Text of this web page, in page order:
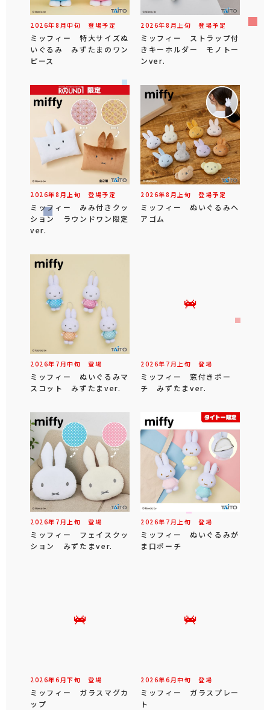
2026年8 月中旬 登場予定
ミッフィー 特大サイズぬ
いぐるみ みずたまのワン
ピース
2026年8 月 上旬 登場予定
ミッフィー ストラップ付
きキーホルダー モノトー
ンver.
2026年8 月 上旬 登場予定
ミッフィー みみ付きクッ
ション ラウンドワン限定
ver.
2026年8 月 上旬 登場予定
ミッフィー ぬいぐるみヘ
アゴム
2026年 7 月中旬 登場
ミッフィー ぬいぐるみマ
スコット みずたまver.
2026年 7 月 上旬 登場
ミッフィー 窓付きポー
チ みずたまver.
2026年 7 月 上旬 登場
ミッフィー フェイスクッ
ション みずたまver.
2026年 7 月 上旬 登場
ミッフィー ぬいぐるみが
ま口ポーチ
2026年6 月下旬 登場
ミッフィー ガラスマグカ
ップ
2026年6 月中旬 登場
ミッフィー ガラスプレー
ト